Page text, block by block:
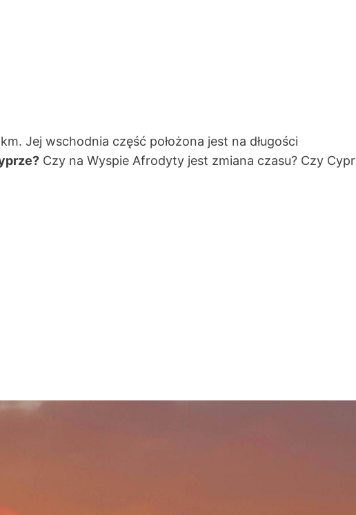
Jej wschodnia część położona jest na długości
Czy na Wyspie Afrodyty jest zmiana czasu? Czy Cypr